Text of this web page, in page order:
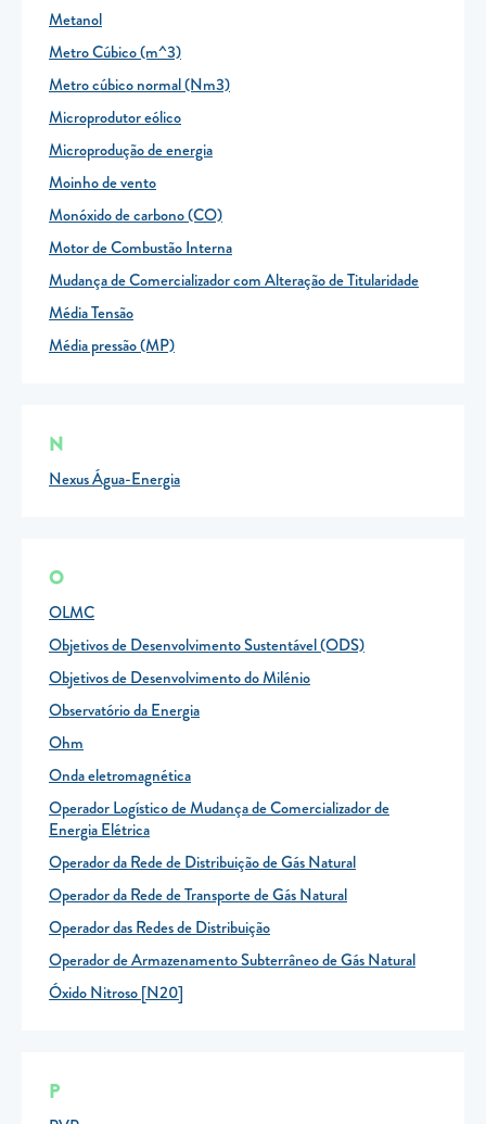
Metanol
Metro Cúbico (m^3)
Metro cúbico normal (Nm3)
Microprodutor eólico
Microprodução de energia
Moinho de vento
Monóxido de carbono (CO)
Motor de Combustão Interna
Mudança de Comercializador com Alteração de Titularidade
Média Tensão
Média pressão (MP)
N
Nexus Água-Energia
O
OLMC
Objetivos de Desenvolvimento Sustentável (ODS)
Objetivos de Desenvolvimento do Milénio
Observatório da Energia
Ohm
Onda eletromagnética
Operador Logístico de Mudança de Comercializador de
Energia Elétrica
Operador da Rede de Distribuição de Gás Natural
Operador da Rede de Transporte de Gás Natural
Operador das Redes de Distribuição
Operador de Armazenamento Subterrâneo de Gás Natural
Óxido Nitroso [N20]
P